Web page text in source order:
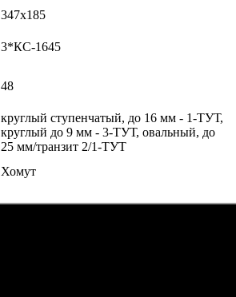
347х185
3*КС-1645
48
круглый ступенчатый, до 16 мм - 1-ТУТ,
круглый до 9 мм - 3-ТУТ, овальный, до
25 мм/транзит 2/1-ТУТ
Хомут